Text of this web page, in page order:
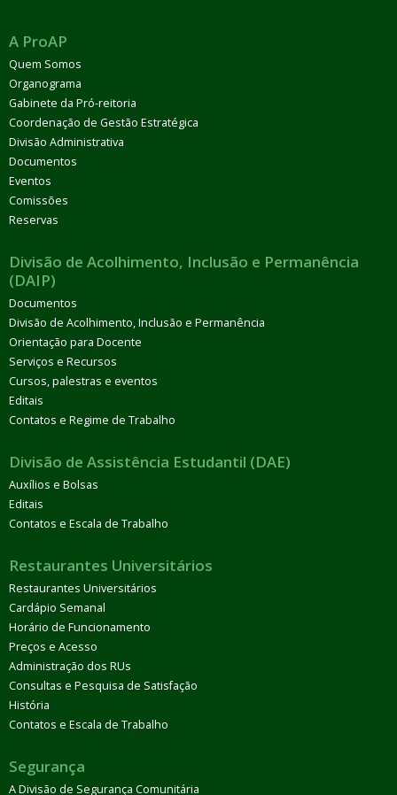
A ProAP
Quem Somos
Organograma
Gabinete da Pró-reitoria
Coordenação de Gestão Estratégica
Divisão Administrativa
Documentos
Eventos
Comissões
Reservas
Divisão de Acolhimento, Inclusão e Permanência
(DAIP)
Documentos
Divisão de Acolhimento, Inclusão e Permanência
Orientação para Docente
Serviços e Recursos
Cursos, palestras e eventos
Editais
Contatos e Regime de Trabalho
Divisão de Assistência Estudantil (DAE)
Auxílios e Bolsas
Editais
Contatos e Escala de Trabalho
Restaurantes Universitários
Restaurantes Universitários
Cardápio Semanal
Horário de Funcionamento
Preços e Acesso
Administração dos RUs
Consultas e Pesquisa de Satisfação
História
Contatos e Escala de Trabalho
Segurança
A Divisão de Segurança Comunitária